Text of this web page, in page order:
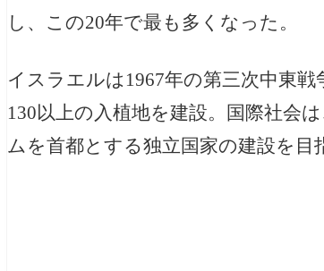
し、この20年で最も多くなった。
イスラエルは1967年の第三次中東
130以上の入植地を建設。国際社会
ムを首都とする独立国家の建設を目